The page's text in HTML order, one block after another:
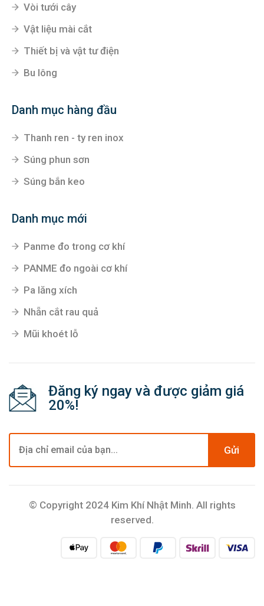
Vòi tưới cây
Vật liệu mài cắt
Thiết bị và vật tư điện
Bu lông
Danh mục hàng đầu
Thanh ren - ty ren inox
Súng phun sơn
Súng bắn keo
Danh mục mới
Panme đo trong cơ khí
PANME đo ngoài cơ khí
Pa lăng xích
Nhẵn cắt rau quả
Mũi khoét lỗ
Đăng ký ngay và được giảm giá
20%!
Gửi
© Copyright 2024 Kim Khí Nhật Minh. All rights
reserved.